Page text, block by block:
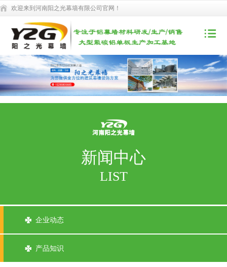
欢迎来到河南阳之光幕墙有限公司官网！
新闻中心
LIST
企业动态
产品知识